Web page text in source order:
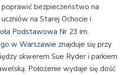
poprawić bezpieczeństwo na
na Starej Ochocie i
Podstawowa Nr 23 im.
w Warszawie znajduje się przy
skwerem Sue Ryder i parkiem
Położenie wydaje się dość